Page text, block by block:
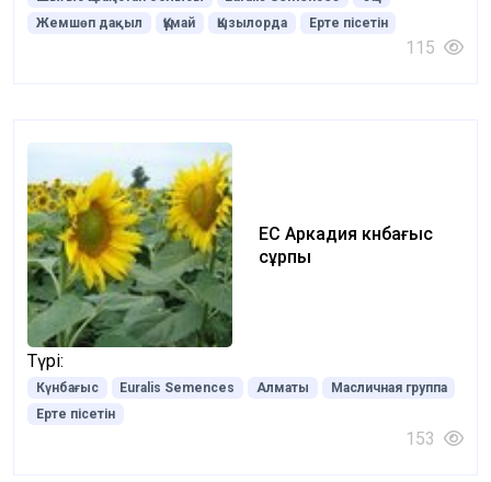
Жемшөп дақыл
Құмай Қызылорда Ерте пісетін
115
ЕС Аркадия күнбағыс
сұрпы
Түрі:
Күнбағыс Euralis Semences Алматы
Масличная группа
Ерте пісетін
153